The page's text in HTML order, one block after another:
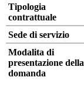
Tipologia
contrattuale
Sede di servizio
Modalita di
presentazione della
domanda